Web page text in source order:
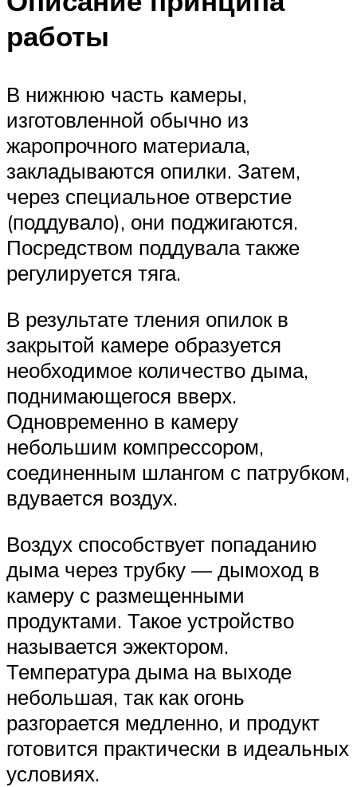
работы
В нижнюю часть камеры,
изготовленной обычно из
жаропрочного материала,
закладываются опилки. Затем,
через специальное отверстие
(поддувало), они поджигаются.
Посредством поддувала также
регулируется тяга.
В результате тления опилок в
закрытой камере образуется
необходимое количество дыма,
поднимающегося вверх.
Одновременно в камеру
небольшим компрессором,
соединенным шлангом с патрубком,
вдувается воздух.
Воздух способствует попаданию
дыма через трубку — дымоход в
камеру с размещенными
продуктами. Такое устройство
называется эжектором.
Температура дыма на выходе
небольшая, так как огонь
разгорается медленно, и продукт
готовится практически в идеальных
условиях.